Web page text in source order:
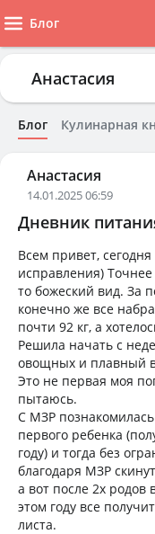
Блог
Анастасия
Блог Кулинарная
Анастасия
14.01.2025 06:59
Дневник
Всем привет,
исправления)
то божеский вид. За
конечно же все
почти 92 кг, а
Решила начать с
овощных и плавный
Это не первая моя
пытаюсь.
С МЗР познакомилась
первого ребенка
году) и тогда без
благодаря МЗР
а вот после 2х
этом году все
листа.